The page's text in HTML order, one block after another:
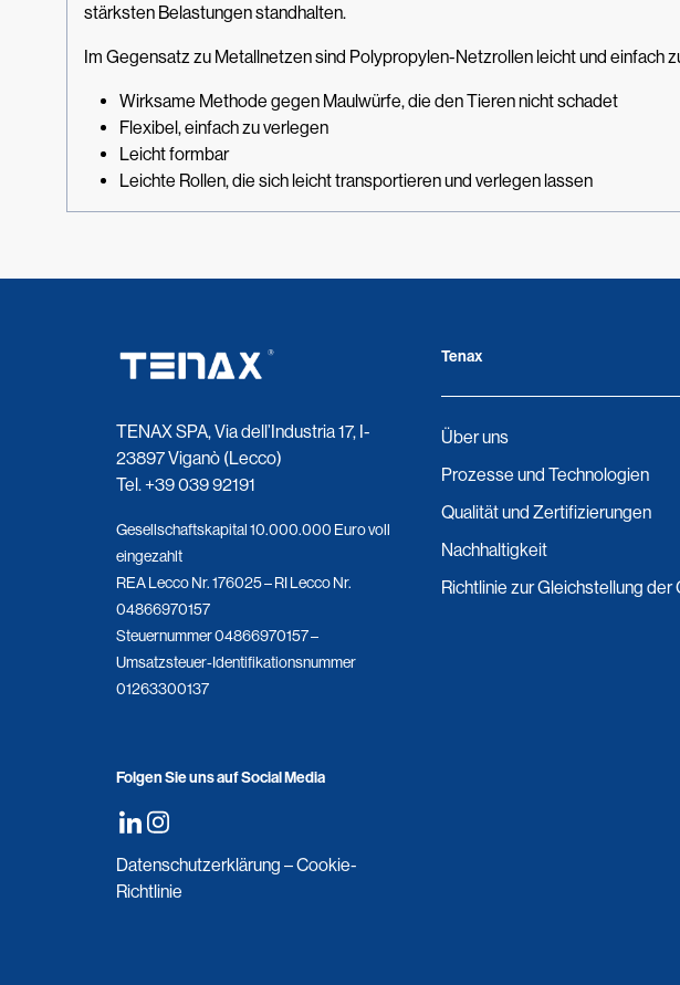
stärksten Belastungen standhalten.
Im Gegensatz zu Metallnetzen sind Polypropylen-Netzrollen leicht und einfach
Wirksame Methode gegen Maulwürfe, die den Tieren nicht schadet
Flexibel, einfach zu verlegen
Leicht formbar
Leichte Rollen, die sich leicht transportieren und verlegen lassen
TENAX SPA, Via dell’Industria 17, I-
23897 Viganò (Lecco)
Tel.+39 039 92191
Gesellschaftskapital 10.000.000 Euro voll
eingezahlt
REA Lecco Nr. 176025 – RI Lecco Nr.
04866970157
Steuernummer 04866970157 –
Umsatzsteuer-Identifikationsnummer
01263300137
Folgen Sie uns auf Social Media
Datenschutzerklärung –Cookie-
Richtlinie
Tenax
Über uns
Prozesse und Technologien
Qualität und Zertifizierungen
Nachhaltigkeit
Richtlinie zur Gleichstellung